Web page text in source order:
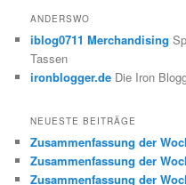
h
n
ANDERSWO
iblog0711 Merchandising
Tassen
ironblogger.de Die Iron
NEUESTE BEITRÄGE
Zusammenfassung der
Zusammenfassung der
Zusammenfassung der